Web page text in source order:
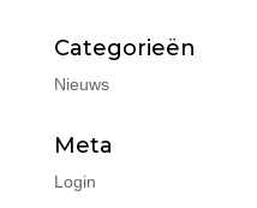
Categorieën
Nieuws
Meta
Login